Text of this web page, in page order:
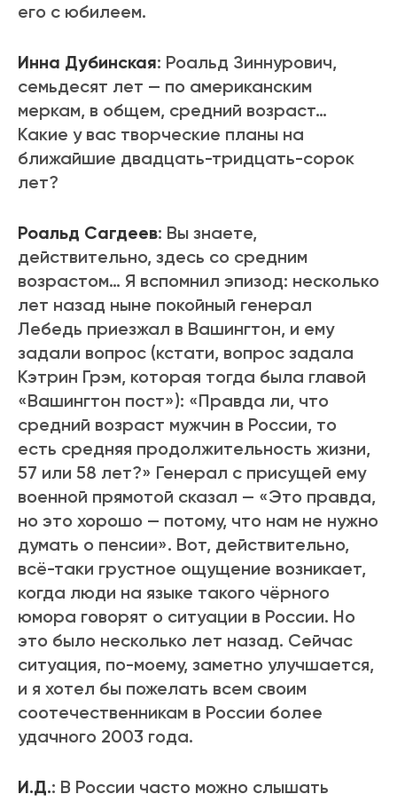
его с юбилеем.
Инна Дубинская: Роальд Зиннурович,
семьдесят лет — по американским
меркам, в общем, средний возраст…
Какие у вас творческие планы на
ближайшие двадцать-тридцать-сорок
лет?
Роальд Сагдеев: Вы знаете,
действительно, здесь со средним
возрастом… Я вспомнил эпизод: несколько
лет назад ныне покойный генерал
Лебедь приезжал в Вашингтон, и ему
задали вопрос (кстати, вопрос задала
Кэтрин Грэм, которая тогда была главой
«Вашингтон пост»): «Правда ли, что
средний возраст мужчин в России, то
есть средняя продолжительность жизни,
57 или 58 лет?» Генерал с присущей ему
военной прямотой сказал — «Это правда,
но это хорошо — потому, что нам не нужно
думать о пенсии». Вот, действительно,
всё-таки грустное ощущение возникает,
когда люди на языке такого чёрного
юмора говорят о ситуации в России. Но
это было несколько лет назад. Сейчас
ситуация, по-моему, заметно улучшается,
и я хотел бы пожелать всем своим
соотечественникам в России более
удачного 2003 года.
И.Д.: В России часто можно слышать